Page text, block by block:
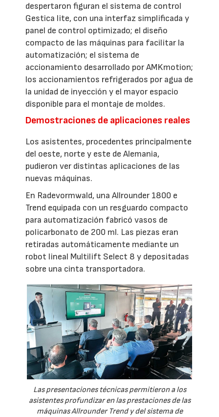
despertaron figuran el sistema de control
Gestica lite, con una interfaz simplificada y
panel de control optimizado; el diseño
compacto de las máquinas para facilitar la
automatización; el sistema de
accionamiento desarrollado por AMKmotion;
los accionamientos refrigerados por agua de
la unidad de inyección y el mayor espacio
disponible para el montaje de moldes.
Demostraciones de aplicaciones reales
Los asistentes, procedentes principalmente
del oeste, norte y este de Alemania,
pudieron ver distintas aplicaciones de las
nuevas máquinas.
En Radevormwald, una Allrounder 1800 e
Trend equipada con un resguardo compacto
para automatización fabricó vasos de
policarbonato de 200 ml. Las piezas eran
retiradas automáticamente mediante un
robot lineal Multilift Select 8 y depositadas
sobre una cinta transportadora.
Las presentaciones técnicas permitieron a los
asistentes profundizar en las prestaciones de las
máquinas Allrounder Trend y del sistema de